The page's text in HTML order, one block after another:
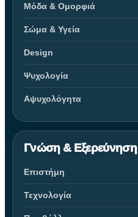
Μόδα & Ομορφιά
Σώμα & Υγεία
Design
Ψυχολογία
Αψυχολόγητα
Γνώση & Εξερεύνηση
Επιστήμη
Τεχνολογία